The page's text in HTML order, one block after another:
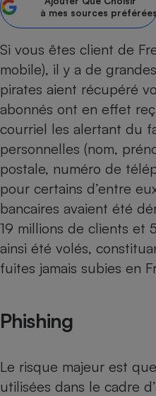
à mes sources
Si vous êtes client de
mobile), il y a de
pirates aient récupéré
abonnés ont en effet
courriel les alertant du
personnelles (nom,
postale, numéro de
pour certains d’entre
bancaires avaient été
19 millions de clients et
ainsi été volés,
fuites jamais subies en
Phishing
Le risque majeur est
utilisées dans le cadre